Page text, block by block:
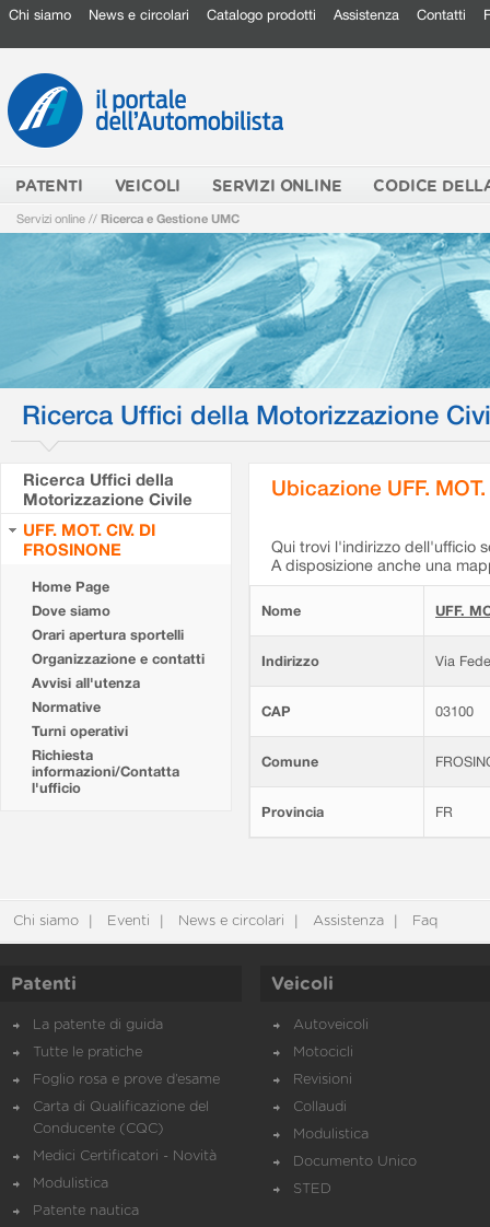
Chi siamo News e circolari Catalogo prodotti Assistenza Contatti
PATENTI VEICOLI SERVIZI ONLINE CODICE
Servizi online // Ricerca e Gestione UMC
Ricerca Uffici della Motorizzazione
Ricerca Uffici della
Motorizzazione Civile
UFF. MOT. CIV. DI
FROSINONE
Home Page
Dove siamo
Orari apertura sportelli
Organizzazione e contatti
Avvisi all'utenza
Normative
Turni operativi
Richiesta
informazioni/Contatta
l'ufficio
Ubicazione UFF.
Qui trovi l'indirizzo dell'ufficio
A disposizione anche una
Nome UFF.
Indirizzo Via
CAP 03100
Comune
Provincia FR
Chi siamo Eventi News e circolari Assistenza Faq
Patenti
La patente di guida
Tutte le pratiche
Foglio rosa e prove d’esame
Carta di Qualificazione del
Conducente (CQC)
Medici Certificatori - Novità
Modulistica
Patente nautica
Veicoli
Autoveicoli
Motocicli
Revisioni
Collaudi
Modulistica
Documento Unico
STED